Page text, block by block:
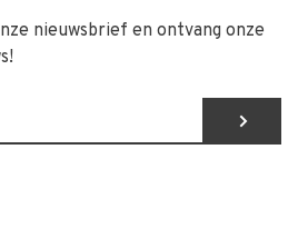
nieuwsbrief en ontvang onze